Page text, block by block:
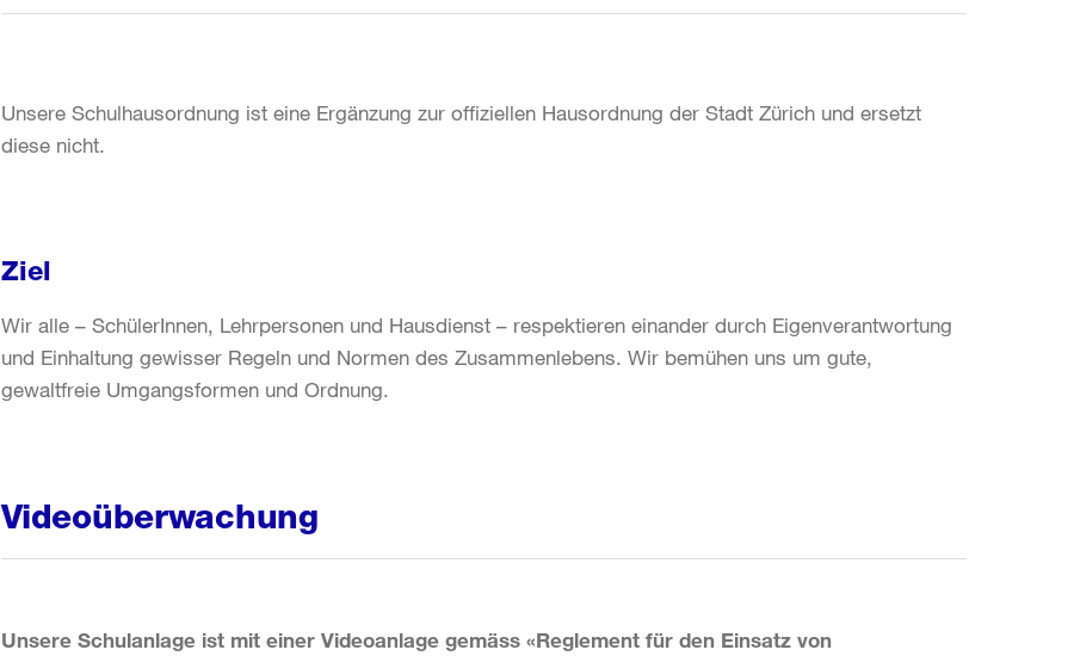
Unsere Schulhausordnung ist eine Ergänzung zur offiziellen Hausordnung der Stadt Zürich und ersetzt
diese nicht.
Ziel
Wir alle – SchülerInnen, Lehrpersonen und Hausdienst – respektieren einander durch Eigenverantwortung
und Einhaltung gewisser Regeln und Normen des Zusammenlebens. Wir bemühen uns um gute,
gewaltfreie Umgangsformen und Ordnung.
Videoüberwachung
Unsere Schulanlage ist mit einer Videoanlage gemäss «Reglement für den Einsatz von